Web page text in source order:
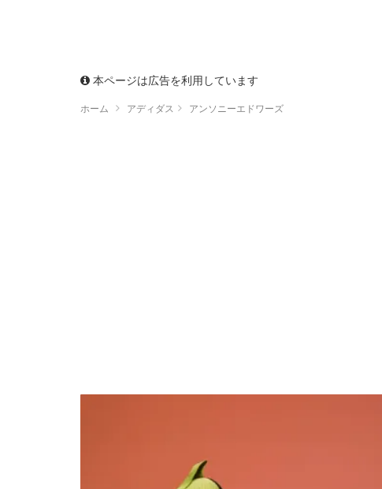
本ページは広告を利用しています
ホーム アディダス アンソニーエドワーズ